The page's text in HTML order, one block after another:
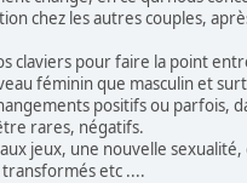
chez les autres couples,
claviers pour faire la point
féminin que masculin et
positifs ou parfois,
rares, négatifs.
jeux, une nouvelle
etc ....